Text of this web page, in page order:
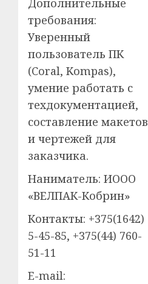
Дополнительные
требования:
Уверенный
пользователь ПК
(Coral, Kompas),
умение работать с
техдокументацией,
составление макетов
и чертежей для
заказчика.
Наниматель: ИООО
«ВЕЛПАК-Кобрин»
Контакты: +375(1642)
5-45-85, +375(44) 760-
51-11
E-mail: